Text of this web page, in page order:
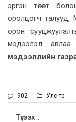
эргэн төлөлт
оролцогч талууд,
орон
мэдээлэл авлаа
мэдээллийн
902 Улс төр
Түгээх :